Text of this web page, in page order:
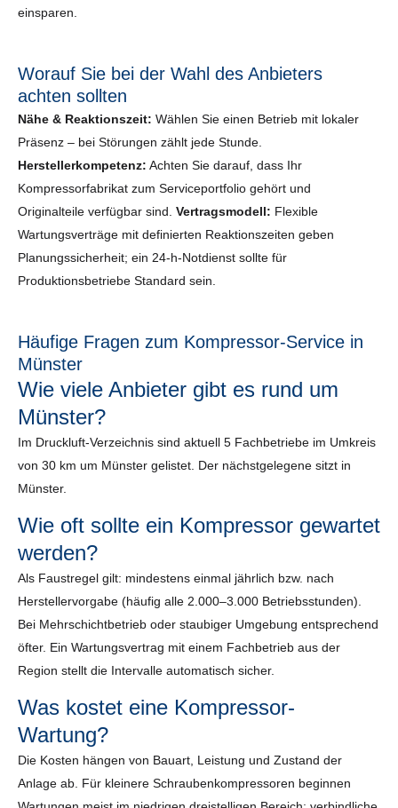
einsparen.
Worauf Sie bei der Wahl des Anbieters
achten sollten
Nähe & Reaktionszeit: Wählen Sie einen Betrieb mit lokaler
Präsenz – bei Störungen zählt jede Stunde.
Herstellerkompetenz: Achten Sie darauf, dass Ihr
Kompressorfabrikat zum Serviceportfolio gehört und
Originalteile verfügbar sind. Vertragsmodell: Flexible
Wartungsverträge mit definierten Reaktionszeiten geben
Planungssicherheit; ein 24-h-Notdienst sollte für
Produktionsbetriebe Standard sein.
Häufige Fragen zum Kompressor-Service in
Münster
Wie viele Anbieter gibt es rund um
Münster?
Im Druckluft-Verzeichnis sind aktuell 5 Fachbetriebe im Umkreis
von 30 km um Münster gelistet. Der nächstgelegene sitzt in
Münster.
Wie oft sollte ein Kompressor gewartet
werden?
Als Faustregel gilt: mindestens einmal jährlich bzw. nach
Herstellervorgabe (häufig alle 2.000–3.000 Betriebsstunden).
Bei Mehrschichtbetrieb oder staubiger Umgebung entsprechend
öfter. Ein Wartungsvertrag mit einem Fachbetrieb aus der
Region stellt die Intervalle automatisch sicher.
Was kostet eine Kompressor-
Wartung?
Die Kosten hängen von Bauart, Leistung und Zustand der
Anlage ab. Für kleinere Schraubenkompressoren beginnen